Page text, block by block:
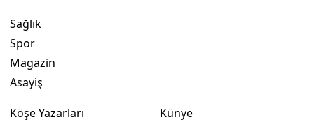
Sağlık
Spor
Magazin
Asayiş
Köşe Yazarları
Künye